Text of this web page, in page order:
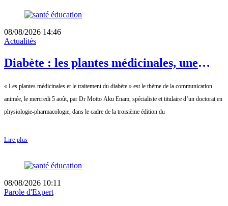
08/08/2026 14:46
Actualités
Diabète : les plantes médicinales, une
prudence
« Les plantes médicinales et le traitement du diabète » est le thème de la communication
animée, le mercredi 5 août, par Dr Motto Aku Enam, spécialiste et titulaire d’un doctorat en
physiologie-pharmacologie, dans le cadre de la troisième édition du
Lire plus
08/08/2026 10:11
Parole d'Expert